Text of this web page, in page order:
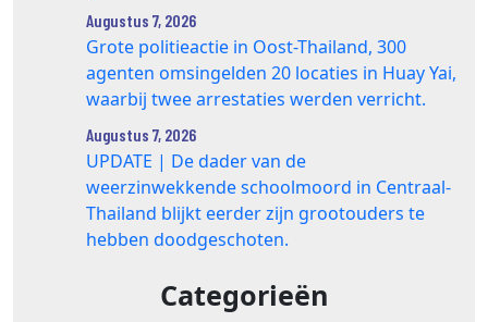
Augustus 7, 2026
Grote politieactie in Oost-Thailand, 300
agenten omsingelden 20 locaties in Huay Yai,
waarbij twee arrestaties werden verricht.
Augustus 7, 2026
UPDATE | De dader van de
weerzinwekkende schoolmoord in Centraal-
Thailand blijkt eerder zijn grootouders te
hebben doodgeschoten.
Categorieën